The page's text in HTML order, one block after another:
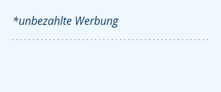
*unbezahlte Werbung